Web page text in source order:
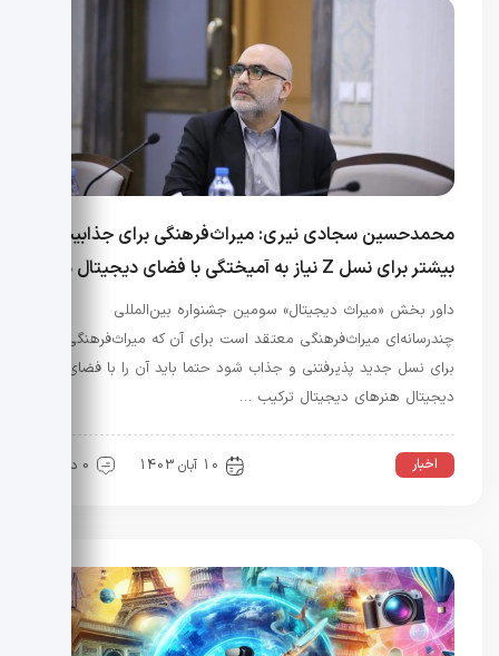
محمدحسین سجادی نیری: میراث‌فرهنگی برای جذابیت
بیشتر برای نسل Z نیاز به آمیختگی با فضای دیجیتال دارد
داور بخش «میراث دیجیتال» سومین جشنواره بین‌المللی
چندرسانه‌ای میراث‌فرهنگی معتقد است برای آن که میراث‌فرهنگی
برای نسل جدید پذیرفتنی و جذاب شود حتما باید آن را با فضای
دیجیتال هنر‌های دیجیتال ترکیب …
اخبار 10 آبان 1403 0 دیدگاه